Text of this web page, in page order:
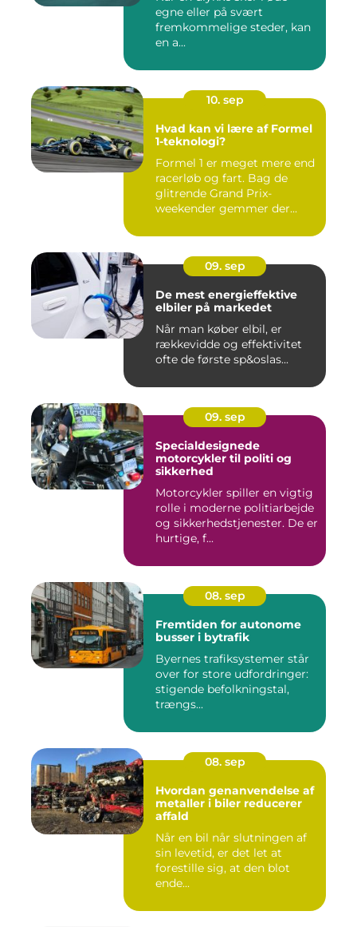
egne eller på svært
fremkommelige steder, kan
en a...
10. sep
Hvad kan vi lære af Formel
1-teknologi?
Formel 1 er meget mere end
racerløb og fart. Bag de
glitrende Grand Prix-
weekender gemmer der...
09. sep
De mest energieffektive
elbiler på markedet
Når man køber elbil, er
rækkevidde og effektivitet
ofte de første sp&oslas...
09. sep
Specialdesignede
motorcykler til politi og
sikkerhed
Motorcykler spiller en vigtig
rolle i moderne politiarbejde
og sikkerhedstjenester. De er
hurtige, f...
08. sep
Fremtiden for autonome
busser i bytrafik
Byernes trafiksystemer står
over for store udfordringer:
stigende befolkningstal,
trængs...
08. sep
Hvordan genanvendelse af
metaller i biler reducerer
affald
Når en bil når slutningen af
sin levetid, er det let at
forestille sig, at den blot
ende...